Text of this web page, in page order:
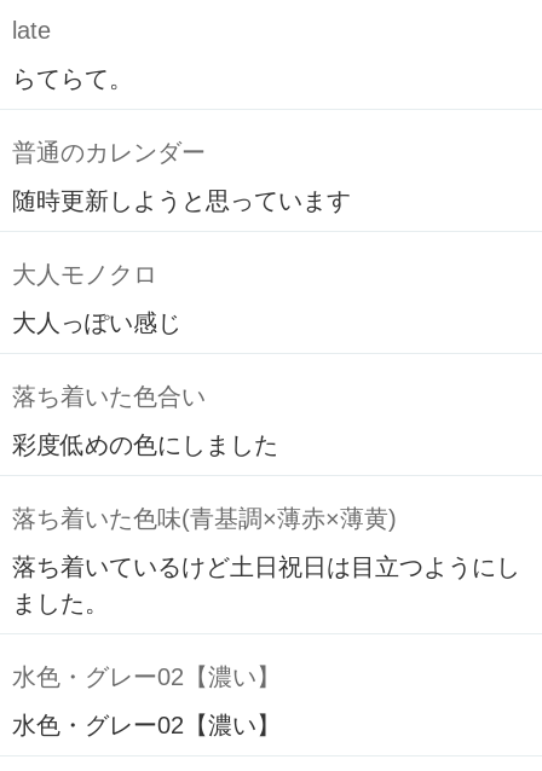
late
らてらて。
普通のカレンダー
随時更新しようと思っています
大人モノクロ
大人っぽい感じ
落ち着いた色合い
彩度低めの色にしました
落ち着いた色味(青基調×薄赤×薄黄)
落ち着いているけど土日祝日は目立つようにし
ました。
水色・グレー02【濃い】
水色・グレー02【濃い】